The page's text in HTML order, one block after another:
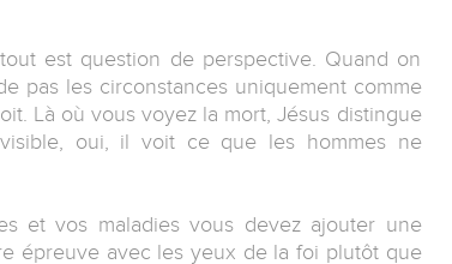
est question de perspective. Quand on
pas les circonstances uniquement comme
Là où vous voyez la mort, Jésus distingue
oui, il voit ce que les hommes ne
et vos maladies vous devez ajouter une
épreuve avec les yeux de la foi plutôt que